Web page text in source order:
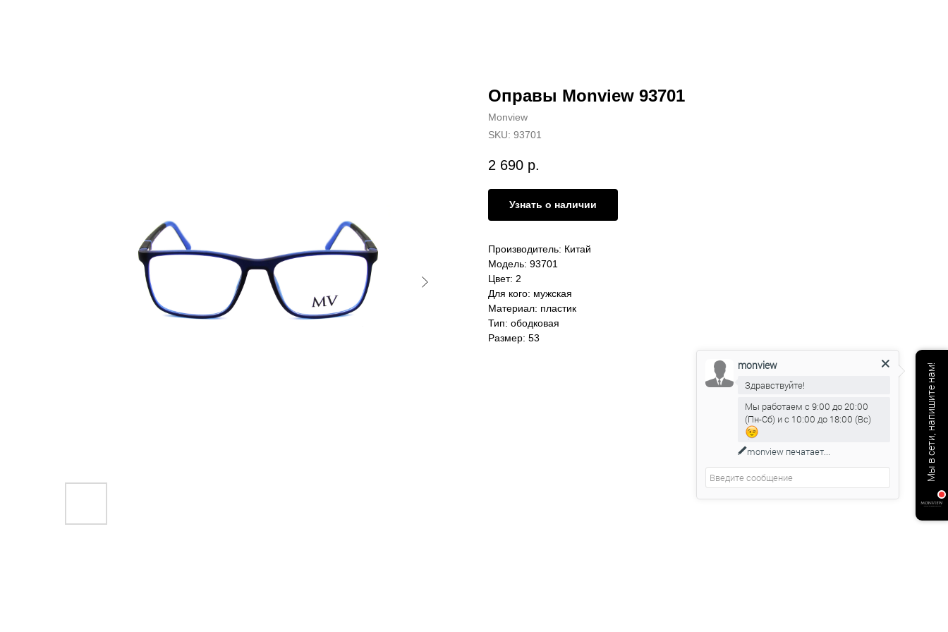
Оправы Monview 93701
Monview
SKU: 93701
2 690 р.
Узнать о наличии
Производитель: Китай
Модель: 93701
Цвет: 2
Для кого: мужская
Материал: пластик
Тип: ободковая
Размер: 53
Мы в сети, напишите нам!
monview
Здравствуйте!
Мы работаем с 9:00 до 20:00
(Пн-Сб) и с 10:00 до 18:00 (Вс)
monview печатает...